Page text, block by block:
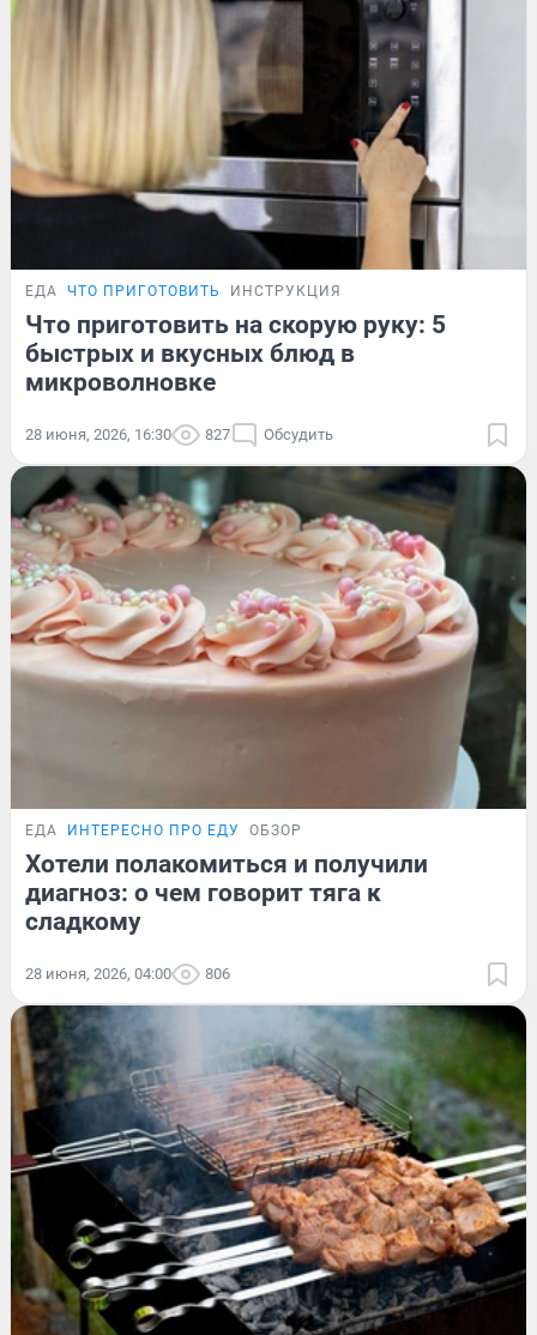
ЕДА ЧТО ПРИГОТОВИТЬ ИНСТРУКЦИЯ
Что приготовить на скорую руку: 5
быстрых и вкусных блюд в
микроволновке
28 июня, 2026, 16:30 827 Обсудить
ЕДА ИНТЕРЕСНО ПРО ЕДУ ОБЗОР
Хотели полакомиться и получили
диагноз: о чем говорит тяга к
сладкому
28 июня, 2026, 04:00 806